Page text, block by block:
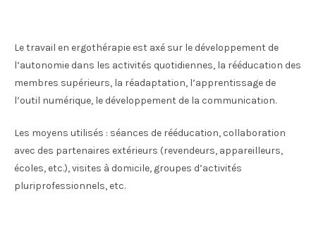
Le travail en ergothérapie est axé sur le développement de
l’autonomie dans les activités quotidiennes, la rééducation des
membres supérieurs, la réadaptation, l’apprentissage de
l’outil numérique, le développement de la communication.
Les moyens utilisés : séances de rééducation, collaboration
avec des partenaires extérieurs (revendeurs, appareilleurs,
écoles, etc.), visites à domicile, groupes d’activités
pluriprofessionnels, etc.